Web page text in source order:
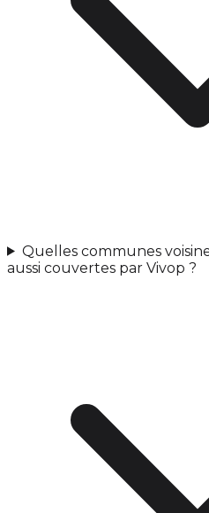
Quelles communes
aussi couvertes par Vivop ?